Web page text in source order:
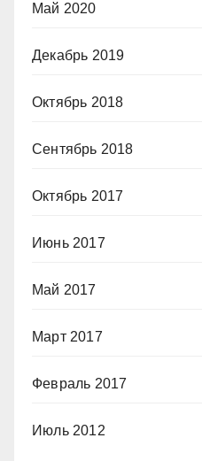
Май 2020
Декабрь 2019
Октябрь 2018
Сентябрь 2018
Октябрь 2017
Июнь 2017
Май 2017
Март 2017
Февраль 2017
Июль 2012